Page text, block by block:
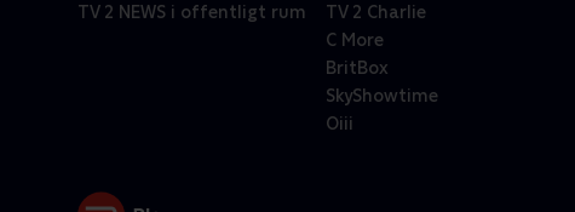
TV 2 NEWS i offentligt rum
TV 2 Charlie
C More
BritBox
SkyShowtime
Oiii